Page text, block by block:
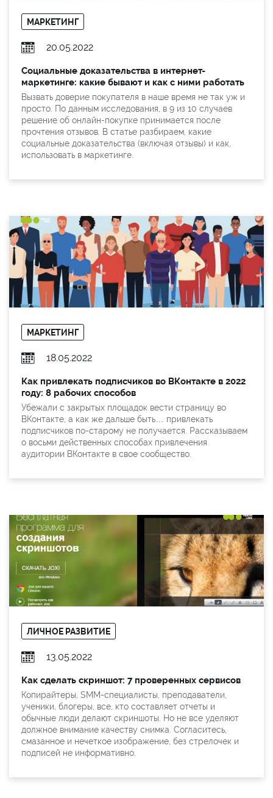
МАРКЕТИНГ
20.05.2022
Социальные доказательства в интернет-
маркетинге: какие бывают и как с ними работать
Вызвать доверие покупателя в наше время не так уж и
просто. По данным исследования, в 9 из 10 случаев
решение об онлайн-покупке принимается после
прочтения отзывов. В статье разбираем, какие
социальные доказательства (включая отзывы) и как,
использовать в маркетинге.
МАРКЕТИНГ
18.05.2022
Как привлекать подписчиков во ВКонтакте в 2022
году: 8 рабочих способов
Убежали с закрытых площадок вести страницу во
ВКонтакте, а как же дальше быть… привлекать
подписчиков по-старому не получается. Рассказываем
о восьми действенных способах привлечения
аудитории ВКонтакте в свое сообщество.
ЛИЧНОЕ РАЗВИТИЕ
13.05.2022
Как сделать скриншот: 7 проверенных сервисов
Копирайтеры, SMM-специалисты, преподаватели,
ученики, блогеры, все, кто составляет отчеты и
обычные люди делают скриншоты. Но не все уделяют
должное внимание качеству снимка. Согласитесь,
смазанное и нечеткое изображение, без стрелочек и
подписей не информативно.